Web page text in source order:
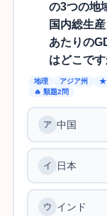
の3つの地
国内総生
あたりの
はどこです
地理 アジア州 ★
🔥 類題2問
中国
日本
インド